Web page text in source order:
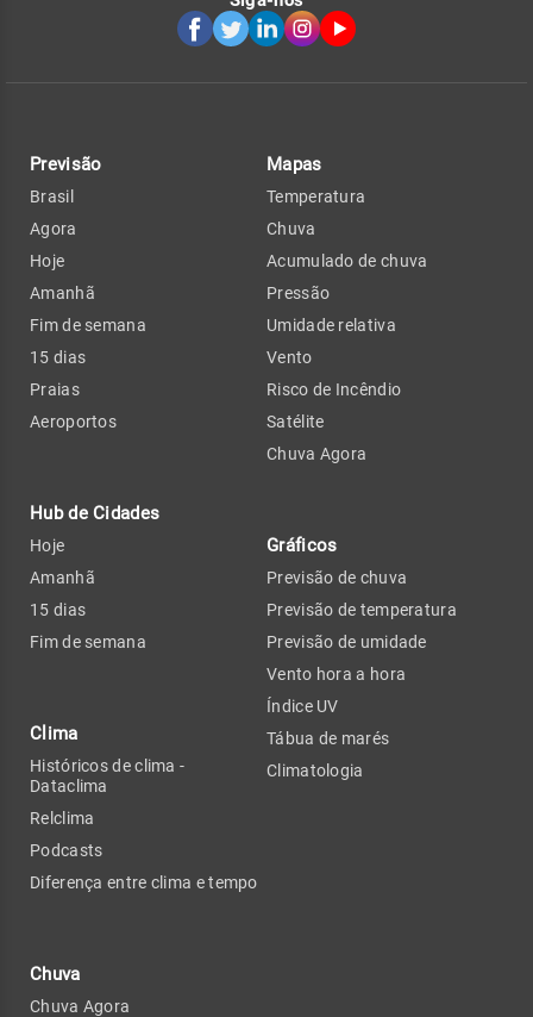
Previsão
Brasil
Agora
Hoje
Amanhã
Fim de semana
15 dias
Praias
Aeroportos
Hub de Cidades
Hoje
Amanhã
15 dias
Fim de semana
Clima
Históricos de clima -
Dataclima
Relclima
Podcasts
Diferença entre clima e tempo
Chuva
Chuva Agora
Mapas
Temperatura
Chuva
Acumulado de chuva
Pressão
Umidade relativa
Vento
Risco de Incêndio
Satélite
Chuva Agora
Gráficos
Previsão de chuva
Previsão de temperatura
Previsão de umidade
Vento hora a hora
Índice UV
Tábua de marés
Climatologia